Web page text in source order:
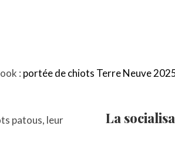
: portée de chiots Terre Neuve
patous, leur
La